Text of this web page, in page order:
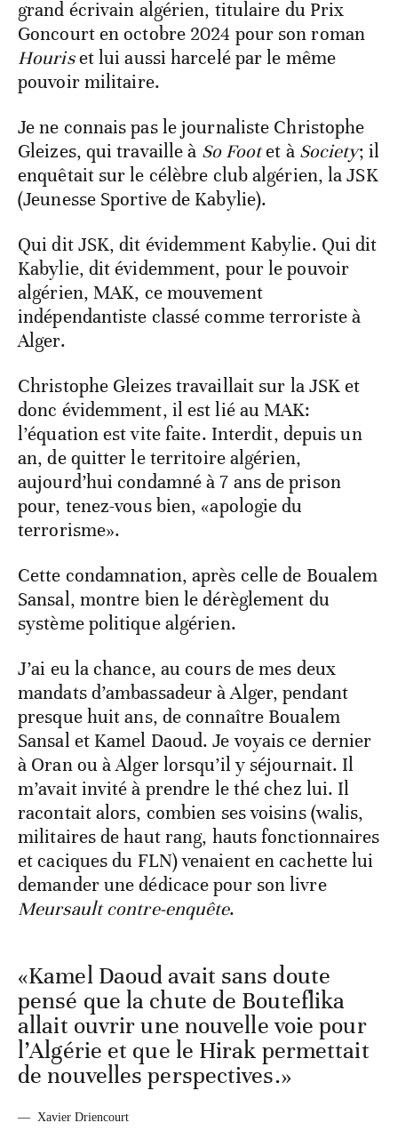
grand écrivain algérien, titulaire du Prix
Goncourt en octobre 2024 pour son roman
Houriset lui aussi harcelé par le même
pouvoir militaire.
Je ne connais pas le journaliste Christophe
Gleizes, qui travaille à So Footet à Society; il
enquêtait sur le célèbre club algérien, la JSK
(Jeunesse Sportive de Kabylie).
Qui dit JSK, dit évidemment Kabylie. Qui dit
Kabylie, dit évidemment, pour le pouvoir
algérien, MAK, ce mouvement
indépendantiste classé comme terroriste à
Alger.
Christophe Gleizes travaillait sur la JSK et
donc évidemment, il est lié au MAK:
l’équation est vite faite. Interdit, depuis un
an, de quitter le territoire algérien,
aujourd’hui condamné à 7 ans de prison
pour, tenez-vous bien, «apologie du
terrorisme».
Cette condamnation, après celle de Boualem
Sansal, montre bien le dérèglement du
système politique algérien.
J’ai eu la chance, au cours de mes deux
mandats d’ambassadeur à Alger, pendant
presque huit ans, de connaître Boualem
Sansal et Kamel Daoud. Je voyais ce dernier
à Oran ou à Alger lorsqu’il y séjournait. Il
m’avait invité à prendre le thé chez lui. Il
racontait alors, combien ses voisins (walis,
militaires de haut rang, hauts fonctionnaires
et caciques du FLN) venaient en cachette lui
demander une dédicace pour son livre
Meursault contre-enquête.
«Kamel Daoud avait sans doute
pensé que la chute de Bouteflika
allait ouvrir une nouvelle voie pour
l’Algérie et que le Hirak permettait
de nouvelles perspectives.»
— Xavier Driencourt